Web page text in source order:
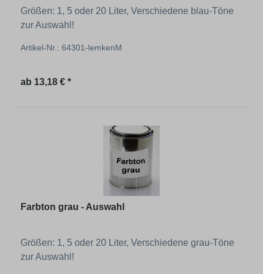
Größen: 1, 5 oder 20 Liter, Verschiedene blau-Töne
zur Auswahl!
Artikel-Nr.: 64301-lemkenM
Regulärer Preis:
ab 13,18 € *
Farbton grau - Auswahl
Größen: 1, 5 oder 20 Liter, Verschiedene grau-Töne
zur Auswahl!